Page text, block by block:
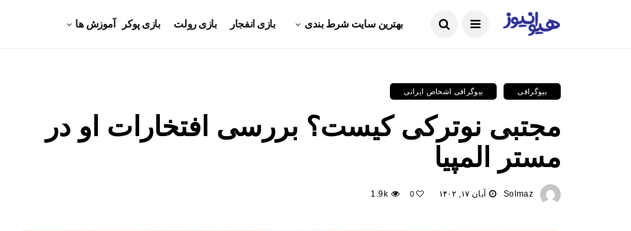
ما را دنبال کنید
بهترین سایت شرط بندی بازی انفجار بازی رولت بازی پوکر آموزش ها
بیوگرافی بیوگرافی اشخاص ایرانی
مجتبی نوترکی کیست؟ بررسی افتخارات او در
مستر المپیا
Solmaz آبان ۱۷, ۱۴۰۲ 0
1.9k